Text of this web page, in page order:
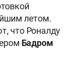
летом.
что Роналду
Бадром